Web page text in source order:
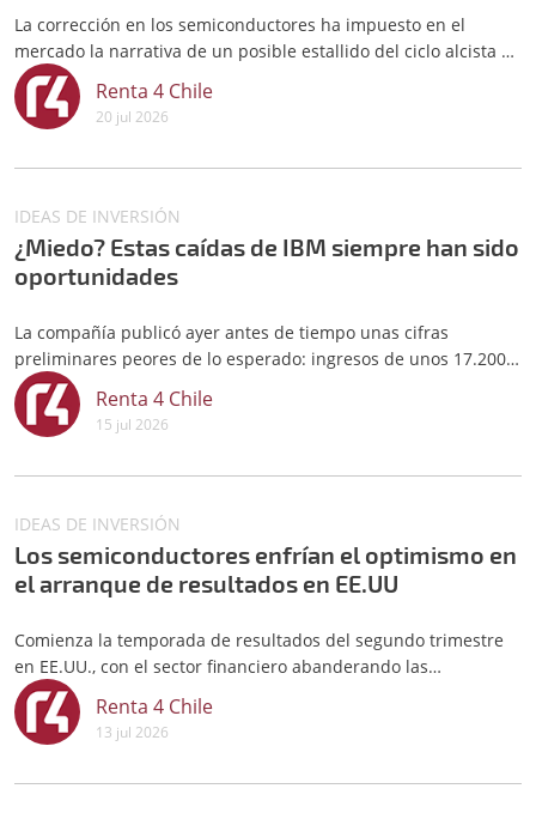
La corrección en los semiconductores ha impuesto en el
mercado la narrativa de un posible estallido del ciclo alcista de
la IA y, por correlación, de un techo en los índices. Nuestra
base para el año se resume en la imagen inferior,
Renta 4 Chile
20 jul 2026
IDEAS DE INVERSIÓN
¿Miedo? Estas caídas de IBM siempre han sido
oportunidades
La compañía publicó ayer antes de tiempo unas cifras
preliminares peores de lo esperado: ingresos de unos 17.200
millones de dólares (solo crecieron 1% frente al año anterior) y
ganancias por acción de 2,93 dólares, por debajo de lo que
preveían los analistas, lo que provocó un descalabro del 25%
Renta 4 Chile
15 jul 2026
IDEAS DE INVERSIÓN
Los semiconductores enfrían el optimismo en
el arranque de resultados en EE.UU
Comienza la temporada de resultados del segundo trimestre
en EE.UU., con el sector financiero abanderando las
publicaciones esta semana. Los grandes bancos como
JPMorgan, Goldman Sachs, Citigroup, Wells Fargo y Bank of
America darán las primeras señales sobre la salud de la
Renta 4 Chile
13 jul 2026